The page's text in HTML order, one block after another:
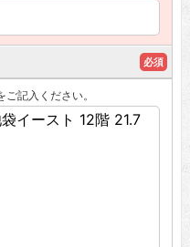
必須
記入ください。